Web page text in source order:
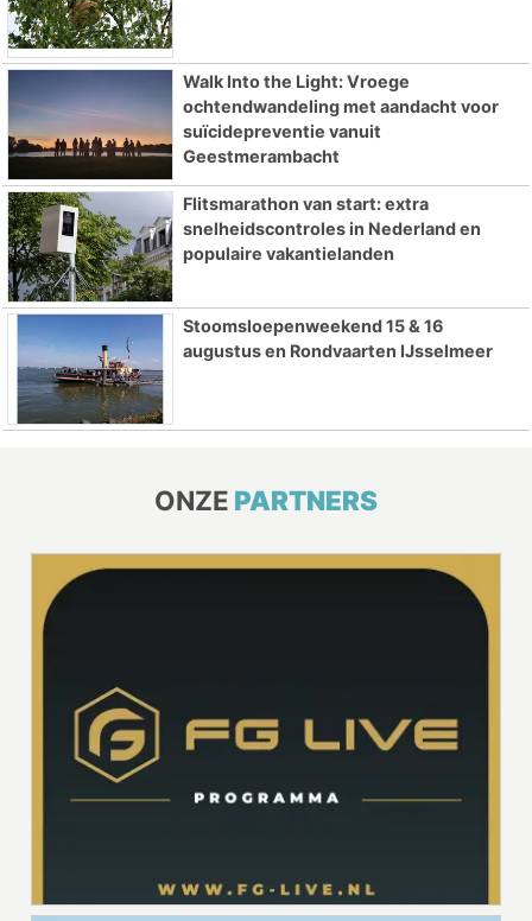
Walk Into the Light: Vroege
ochtendwandeling met aandacht voor
suïcidepreventie vanuit
Geestmerambacht
Flitsmarathon van start: extra
snelheidscontroles in Nederland en
populaire vakantielanden
Stoomsloepenweekend 15 & 16
augustus en Rondvaarten IJsselmeer
ONZE PARTNERS